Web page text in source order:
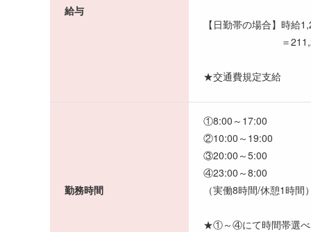
給与
【日勤帯の場合】時給
＝
★交通費規定支給
勤務時間
①8:00～17:00
②10:00～19:00
③20:00～5:00
④23:00～8:00
（実働8時間/休憩1時間
★①～④にて時間帯選べ